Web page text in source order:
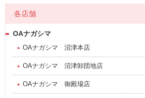
各店舗
OAナガシマ
OAナガシマ 沼津本店
OAナガシマ 沼津卸団地店
OAナガシマ 御殿場店